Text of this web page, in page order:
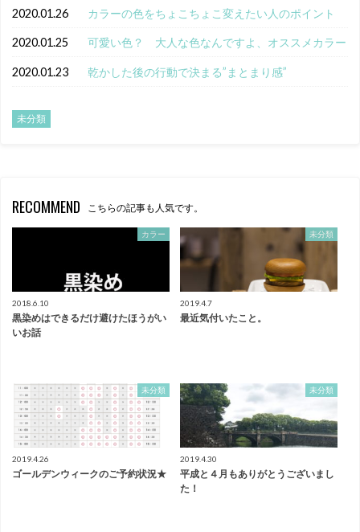
2020.01.26 カラーの色をちょこちょこ変えたい人のポイント
2020.01.25 可愛い色？ 大人な色なんですよ、オススメカラー
2020.01.23 乾かした後の行動で決まる”まとまり感”
未分類
RECOMMEND こちらの記事も人気です。
カラー
2018.6.10
黒染めはできるだけ避けたほうがい
いお話
未分類
2019.4.7
最近気付いたこと。
未分類
2019.4.26
ゴールデンウィークのご予約状況★
未分類
2019.4.30
平成と４月もありがとうございまし
た！